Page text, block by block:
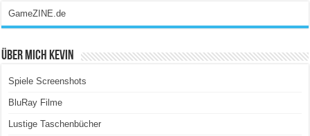
GameZINE.de
Über Mich Kevin
Spiele Screenshots
BluRay Filme
Lustige Taschenbücher